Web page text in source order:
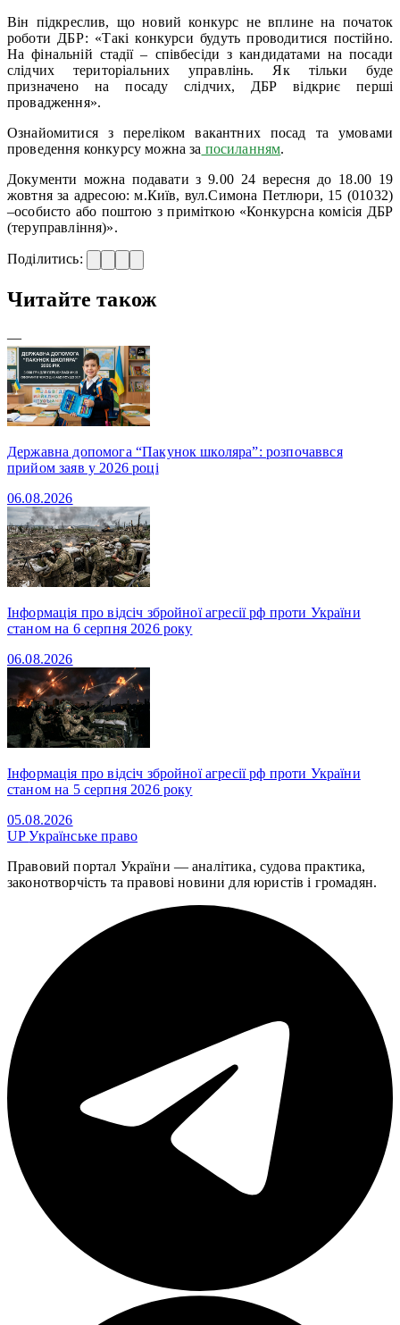
Він підкреслив, що новий конкурс не вплине на початок
роботи ДБР: «Такі конкурси будуть проводитися постійно.
На фінальній стадії – співбесіди з кандидатами на посади
слідчих територіальних управлінь. Як тільки буде
призначено на посаду слідчих, ДБР відкриє перші
провадження».
Ознайомитися з переліком вакантних посад та умовами
проведення конкурсу можна за посиланням.
Документи можна подавати з 9.00 24 вересня до 18.00 19
жовтня за адресою: м.Київ, вул.Симона Петлюри, 15 (01032)
–особисто або поштою з приміткою «Конкурсна комісія ДБР
(теруправління)».
Поділитись:
Читайте також
—
Державна допомога “Пакунок школяра”: розпочаввся
прийом заяв у 2026 році
06.08.2026
Інформація про відсіч збройної агресії рф проти України
станом на 6 серпня 2026 року
06.08.2026
Інформація про відсіч збройної агресії рф проти України
станом на 5 серпня 2026 року
05.08.2026
UPУкраїнське право
Правовий портал України — аналітика, судова практика,
законотворчість та правові новини для юристів і громадян.